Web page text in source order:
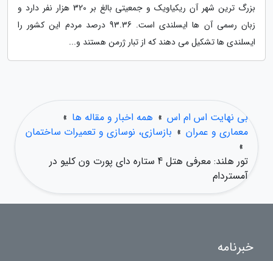
بزرگ ترین شهر آن ریکیاویک و جمعیتی بالغ بر 320 هزار نفر دارد و
زبان رسمی آن ها ایسلندی است. 93.36 درصد مردم این کشور را
ایسلندی ها تشکیل می دهند که از تبار ژرمن هستند و...
بی نهایت اس ام اس » همه اخبار و مقاله ها »
معماری و عمران » بازسازی، نوسازی و تعمیرات ساختمان
»
تور هلند: معرفی هتل 4 ستاره دای پورت ون کلیو در
آمستردام
خبرنامه